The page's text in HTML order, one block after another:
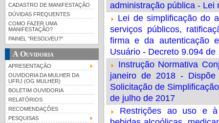
CADASTRO DE MANIFESTAÇÃO
DÚVIDAS FREQUENTES
COMO FAZER UMA
MANIFESTAÇÃO?
PAINEL "RESOLVEU?"
A Ouvidoria
APRESENTAÇÃO
OUVIDORIA DA MULHER DA
UFRJ (OG MULHER)
BOLETIM OUVIDORIA
RELATÓRIOS
RECOMENDAÇÕES
PESQUISAS
administração pública - Lei
Lei de simplificação do
serviços públicos,
firma e da autenticação
Usuário - Decreto 9.094 de
Instrução Normativa
janeiro de 2018 - Dispõe
Solicitação de
de julho de 2017
Restrições ao uso e à